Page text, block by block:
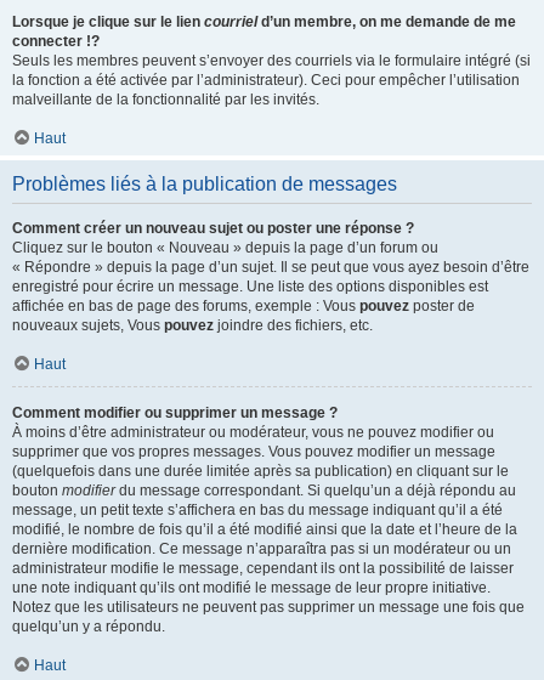
Lorsque je clique sur le lien courrield’un membre, on me demande de me
connecter !?
Seuls les membres peuvent s’envoyer des courriels via le formulaire intégré (si
la fonction a été activée par l’administrateur). Ceci pour empêcher l’utilisation
malveillante de la fonctionnalité par les invités.
Haut
Problèmes liés à la publication de messages
Comment créer un nouveau sujet ou poster une réponse ?
Cliquez sur le bouton « Nouveau » depuis la page d’un forum ou
« Répondre » depuis la page d’un sujet. Il se peut que vous ayez besoin d’être
enregistré pour écrire un message. Une liste des options disponibles est
affichée en bas de page des forums, exemple : Vous pouvez poster de
nouveaux sujets, Vous pouvez joindre des fichiers, etc.
Haut
Comment modifier ou supprimer un message ?
À moins d’être administrateur ou modérateur, vous ne pouvez modifier ou
supprimer que vos propres messages. Vous pouvez modifier un message
(quelquefois dans une durée limitée après sa publication) en cliquant sur le
bouton modifierdu message correspondant. Si quelqu’un a déjà répondu au
message, un petit texte s’affichera en bas du message indiquant qu’il a été
modifié, le nombre de fois qu’il a été modifié ainsi que la date et l’heure de la
dernière modification. Ce message n’apparaîtra pas si un modérateur ou un
administrateur modifie le message, cependant ils ont la possibilité de laisser
une note indiquant qu’ils ont modifié le message de leur propre initiative.
Notez que les utilisateurs ne peuvent pas supprimer un message une fois que
quelqu’un y a répondu.
Haut